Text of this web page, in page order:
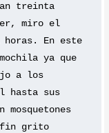
treinta
miro el
En este
ya que
a los
hasta sus
mosquetones
fin grito